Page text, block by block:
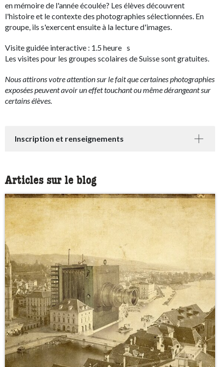
en mémoire de l'année écoulée? Les élèves découvrent
l'histoire et le contexte des photographies sélectionnées. En
groupe, ils s'exercent ensuite à la lecture d'images.
Visite guidée interactive : 1.5 heure s
Les visites pour les groupes scolaires de Suisse sont gratuites.
Nous attirons votre attention sur le fait que certaines photographies
exposées peuvent avoir un effet touchant ou même dérangeant sur
certains élèves.
Inscription et renseignements
Articles sur le blog